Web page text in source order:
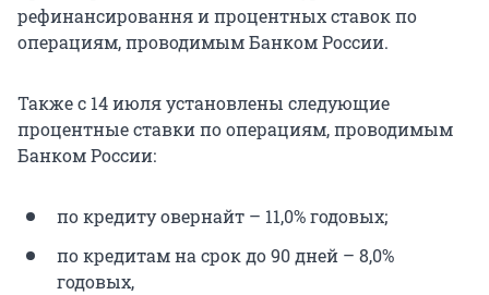
рефинансировання и процентных ставок по
операциям, проводимым Банком России.
Также с 14 июля установлены следующие
процентные ставки по операциям, проводимым
Банком России:
по кредиту овернайт – 11,0% годовых;
по кредитам на срок до 90 дней – 8,0%
годовых,